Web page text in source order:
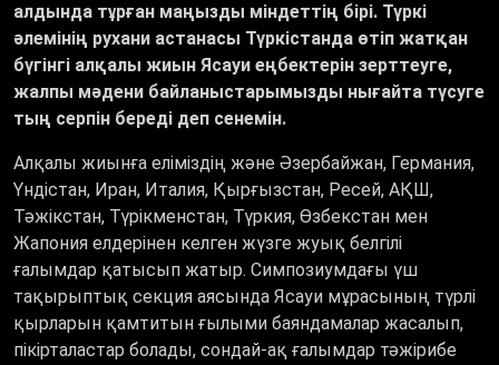
алдында тұрған маңызды міндеттің бірі. Түркі
әлемінің рухани астанасы Түркістанда өтіп жатқан
бүгінгі алқалы жиын Ясауи еңбектерін зерттеуге,
жалпы мәдени байланыстарымызды нығайта түсуге
тың серпін береді деп сенемін.
Алқалы жиынға еліміздің және Әзербайжан, Германия,
Үндістан, Иран, Италия, Қырғызстан, Ресей, АҚШ,
Тәжікстан, Түрікменстан, Түркия, Өзбекстан мен
Жапония елдерінен келген жүзге жуық белгілі
ғалымдар қатысып жатыр. Симпозиумдағы үш
тақырыптық секция аясында Ясауи мұрасының түрлі
қырларын қамтитын ғылыми баяндамалар жасалып,
пікірталастар болады, сондай-ақ ғалымдар тәжірибе